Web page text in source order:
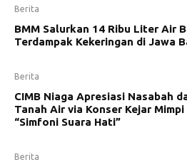
Berita
BMM Salurkan 14 Ribu Liter Air
Terdampak Kekeringan di Jawa
Berita
CIMB Niaga Apresiasi Nasabah
Tanah Air via Konser Kejar
“Simfoni Suara Hati”
Berita